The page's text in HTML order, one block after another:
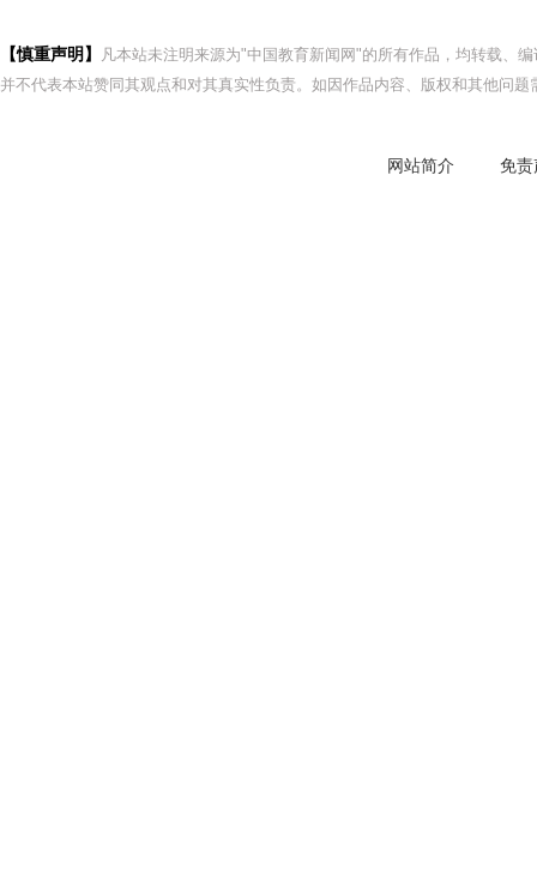
【慎重声明】
凡本站未注明来源为"中国教育新闻网"的所有作品，均转载、
并不代表本站赞同其观点和对其真实性负责。如因作品内容、版权和其他问
网站简介 免责